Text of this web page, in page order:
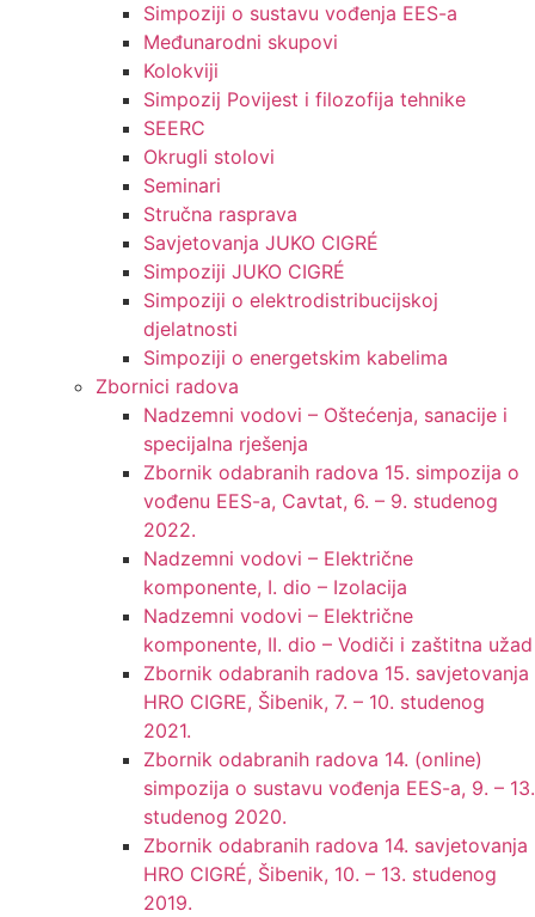
Simpoziji o sustavu vođenja EES-a
Međunarodni skupovi
Kolokviji​
Simpozij Povijest i filozofija tehnike
SEERC
Okrugli stolovi
Seminari​
Stručna rasprava​
Savjetovanja JUKO CIGRÉ
Simpoziji JUKO CIGRÉ
Simpoziji o elektrodistribucijskoj
djelatnosti
Simpoziji o energetskim kabelima
Zbornici radova
Nadzemni vodovi – Oštećenja, sanacije i
specijalna rješenja
Zbornik odabranih radova 15. simpozija o
vođenu EES-a, Cavtat, 6. – 9. studenog
2022.
Nadzemni vodovi – Električne
komponente, I. dio – Izolacija
Nadzemni vodovi – Električne
komponente, II. dio – Vodiči i zaštitna užad
Zbornik odabranih radova 15. savjetovanja
HRO CIGRE, Šibenik, 7. – 10. studenog
2021.
Zbornik odabranih radova 14. (online)
simpozija o sustavu vođenja EES-a, 9. – 13.
studenog 2020.
Zbornik odabranih radova 14. savjetovanja
HRO CIGRÉ, Šibenik, 10. – 13. studenog
2019.